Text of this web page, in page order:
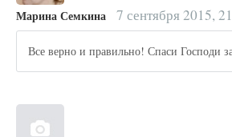
Марина Семкина 7 сентября 2015,
Все верно и правильно! Спаси Господи